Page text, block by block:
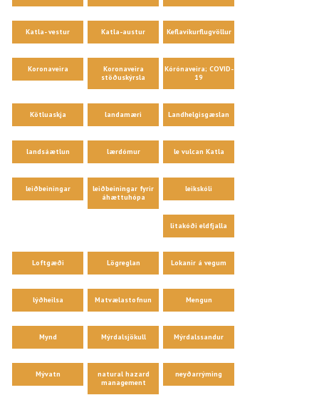
Katla- vestur Katla-austur Keflavíkurflugvöllur
Koronaveira
Koronaveira
stöðuskýrsla
Kórónaveira; COVID-
19
Kötluaskja landamæri Landhelgisgæslan
landsáætlun lærdómur le vulcan Katla
leiðbeiningar
leiðbeiningar fyrir
áhættuhópa
leikskóli
litakóði eldfjalla
Loftgæði Lögreglan Lokanir á vegum
lýðheilsa Matvælastofnun Mengun
Mynd Mýrdalsjökull Mýrdalssandur
Mývatn
natural hazard
management
neyðarrýming